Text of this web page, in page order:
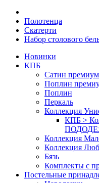
Полотенца
Скатерти
Набор столового
Новинки
КПБ
Сатин премиум
Поплин
Поплин
Перкаль
Коллекция
КПБ >
Коллекция
Коллекция
Бязь
Комплекты с
Постельные